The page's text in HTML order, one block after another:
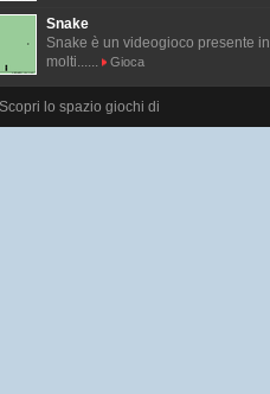
Snake
Snake è un videogioco presente in
molti......
Gioca
Scopri lo spazio giochi di